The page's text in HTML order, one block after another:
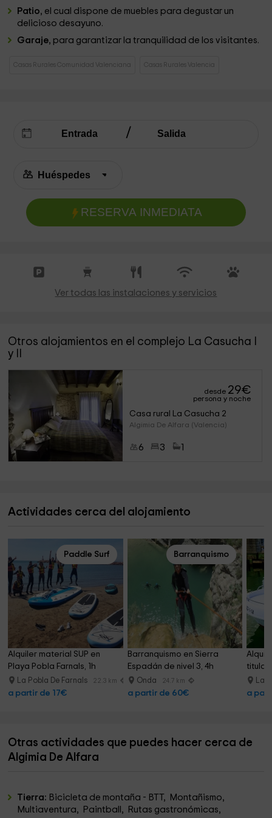
Patio, el cual dispone de muebles para degustar un
delicioso desayuno.
Garaje, para garantizar la tranquilidad de los visitantes.
Casas Rurales Comunidad Valenciana Casas Rurales Valencia
RESERVA INMEDIATA
Ver todas las instalaciones y servicios
Otros alojamientos en el complejo La Casucha I
y II
desde 29€
persona y noche
Casa rural La Casucha 2
Algimia De Alfara (Valencia)
6 3
Actividades cerca del alojamiento
Paddle Surf
Alquiler material SUP en
Playa Pobla Farnals, 1h
La Pobla De Farnals 22.3 km
a partir de 17€
Barranquismo
Barranquismo en Sierra
Espadán de nivel 3, 4h
Onda 24.7 km
a partir de 60€
La
a
Otras actividades que puedes hacer cerca de
Algimia De Alfara
Tierra: Bicicleta de montaña - BTT, Montañismo,
Multiaventura, Paintball, Rutas gastronómicas,